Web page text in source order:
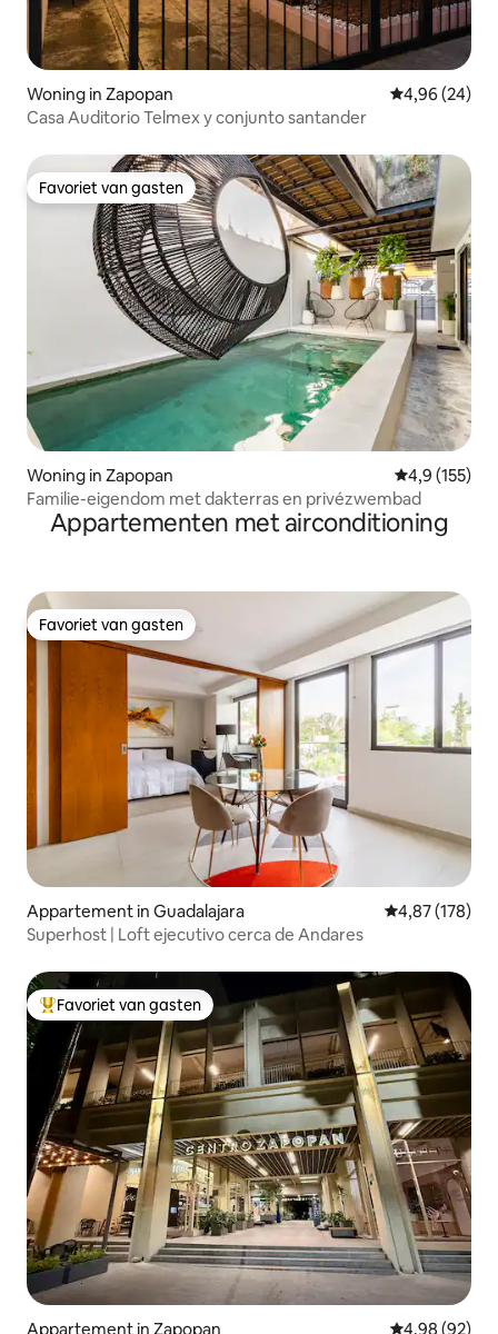
Woning in Zapopan Gemiddelde
4,96 (24)
Casa Auditorio Telmex y conjunto santander
Favoriet van gasten
Favoriet van gasten
Woning in Zapopan Gemiddelde
4,9 (155)
Familie-eigendom met dakterras en privézwembad
Appartementen met airconditioning
Favoriet van gasten
Favoriet van gasten
Appartement in Guadalajara Gemiddelde
4,87 (178)
Superhost | Loft ejecutivo cerca de Andares
Topfavoriet van gasten
Favoriet van gasten
Appartement in Zapopan Gemiddelde
4,98 (92)